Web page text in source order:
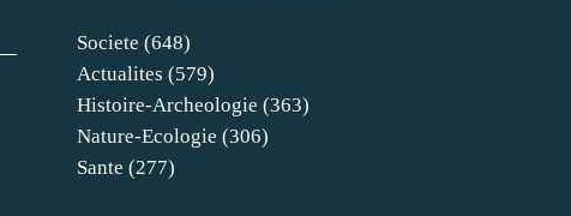
Societe (648)
Actualites (579)
Histoire-Archeologie (363)
Nature-Ecologie (306)
Sante (277)